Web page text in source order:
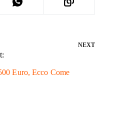
NEXT
Euro, Ecco Come